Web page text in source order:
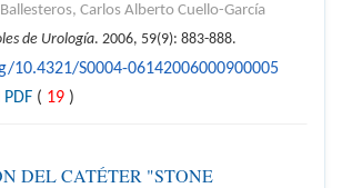
Carlos Alberto Cuello-García
de Urología. 2006, 59(9): 883-888.
10.4321/S0004-06142006000900005
( 19 )
DEL CATÉTER "STONE